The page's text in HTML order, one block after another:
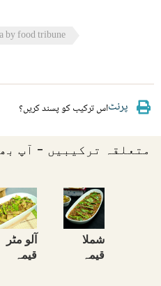
by food tribune
اس ترکیب کو پسند کریں؟پرنٹ
متعلقہ ترکیبیں - آپ
آلو مٹر
قیمہ
شملا
قیمہ